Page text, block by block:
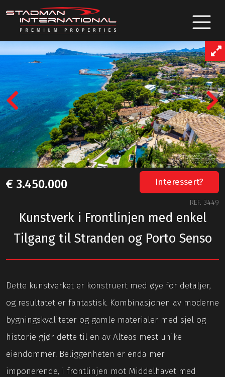
Previous
€ 3.450.000
REF. 3449
Interessert?
Kunstverk i Frontlinjen med enkel
Tilgang til Stranden og Porto Senso
Dette kunstverket er konstruert med øye for detaljer,
og resultatet er fantastisk. Kombinasjonen av moderne
bygningskvaliteter og gamle materialer med sjel og
historie gjør dette til en av Alteas mest unike
eiendommer. Beliggenheten er enda mer
imponerende, i frontlinjen mot Middelhavet med